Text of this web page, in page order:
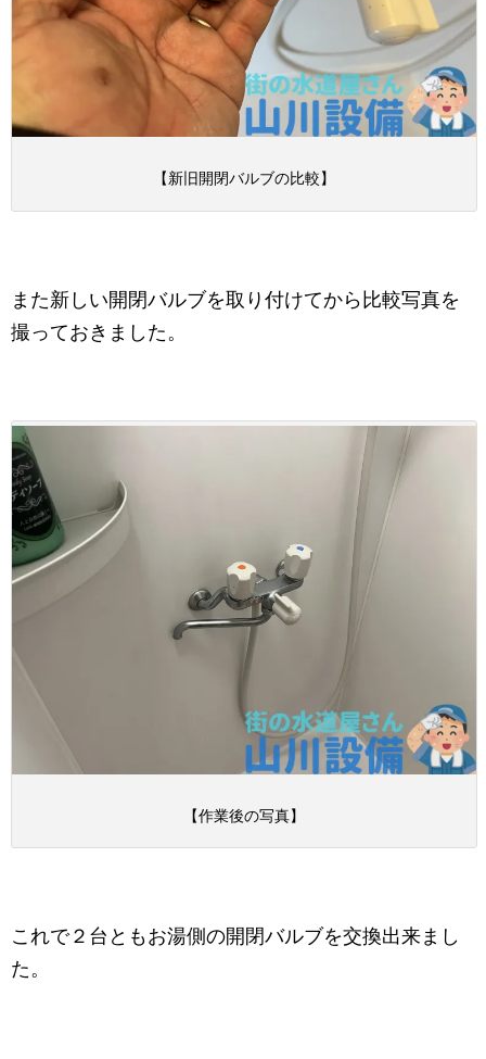
【新旧開閉バルブの比較】
また新しい開閉バルブを取り付けてから比較写真を
撮っておきました。
【作業後の写真】
これで２台ともお湯側の開閉バルブを交換出来まし
た。